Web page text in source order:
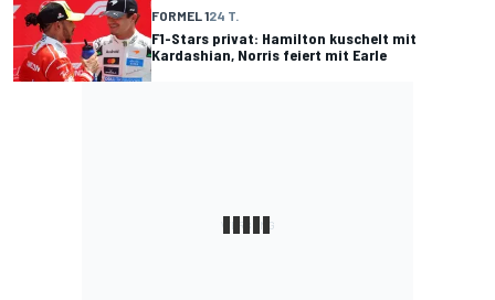
FORMEL 124 T.
F1-Stars privat: Hamilton kuschelt mit
Kardashian, Norris feiert mit Earle